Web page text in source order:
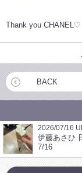
Thank you CHANEL♡
BACK
2026/07/16
伊藤あさひ
7/16